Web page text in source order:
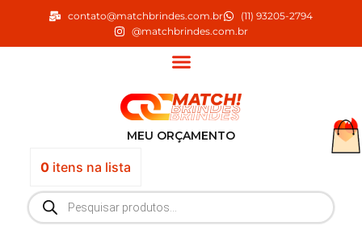
o
contato@matchbrindes.com.br
(11) 93205-2794
@matchbrindes.com.br
MEU ORÇAMENTO
0itens na lista
Pesquisar
produtos